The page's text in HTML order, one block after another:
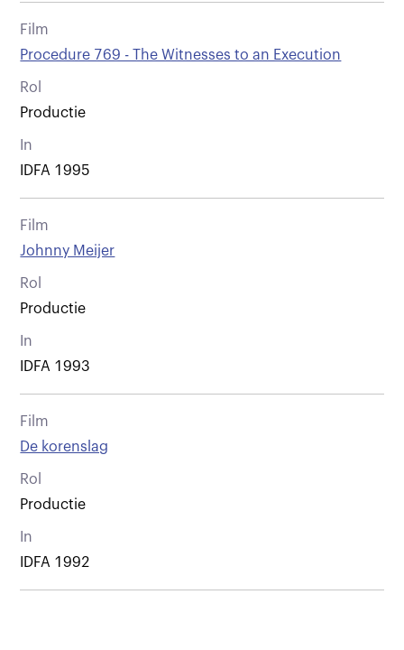
Film
Procedure 769 - The Witnesses to an Execution
Rol
Productie
In
IDFA 1995
Film
Johnny Meijer
Rol
Productie
In
IDFA 1993
Film
De korenslag
Rol
Productie
In
IDFA 1992